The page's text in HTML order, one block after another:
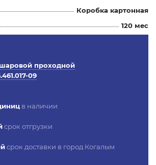
Коробка картонная
120 мес
проходной
09
в наличии
срок отгрузки
срок доставки в город Когалым